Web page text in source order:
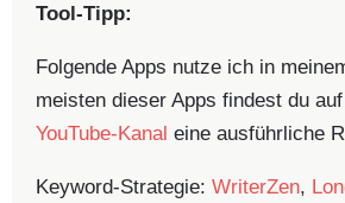
Tool-Tipp:
Folgende Apps nutze ich in
meisten dieser Apps findest du
YouTube-Kanal eine ausführliche
Keyword-Strategie: WriterZen,